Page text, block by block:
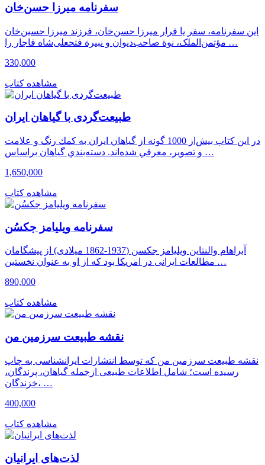
سفرنامه میرزا حسن‌خان
این سفرنامه، سفر یا فرار میرزا حسن‌خان، فرزند میرزا حسین‌خان
مؤتمن‌الملک، نوة صاحب‌دیوان و نبیرة فتحعلی‌شاه قاجار را …
330,000
مشاهده کتاب
طبیعت‌گردی با گیاهان ایران
در اين كتاب بیش‌از 1000 گونه از گياهان ايران به كمك رنگ و علامت
و تصوير، معرفي شده‌اند. دسته‌بندي گياهان براساس …
1,650,000
مشاهده کتاب
سفرنامه ویلیامز جکسُن
آبراهام والنتاین ویلیامز جکسن (1937-1862 میلادی) از پیشگامان
مطالعات ایرانی در امریکا بود که از او به عنوان نخستین …
890,000
مشاهده کتاب
نقشه طبیعت سرزمین من
نقشه طبیعت سرزمین من که توسط انتشارات ایرانشناسی به چاپ
رسیده است؛ شامل اطلاعات طبیعی ازجمله گیاهان، پرندگان،
خزندگان، …
400,000
مشاهده کتاب
لذت‌های ایرانیان